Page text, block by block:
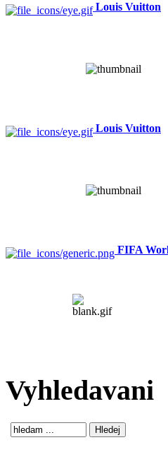
Louis Vuitton
Louis Vuitton
FIFA
Vyhledavani